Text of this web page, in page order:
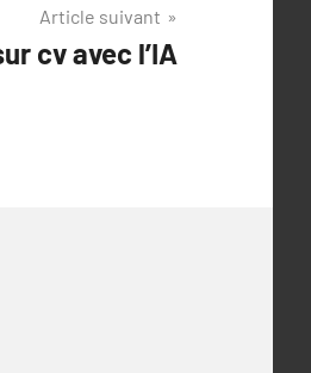
Article suivant
cv avec l’IA